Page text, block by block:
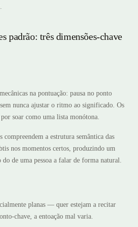
padrão: três dimensões-chave
na pontuação: pausa no ponto
nunca ajustar o ritmo ao significado. Os
soar como uma lista monótona.
compreendem a estrutura semântica das
nos momentos certos, produzindo um
de uma pessoa a falar de forma natural.
planas — quer estejam a recitar
chave, a entoação mal varia.